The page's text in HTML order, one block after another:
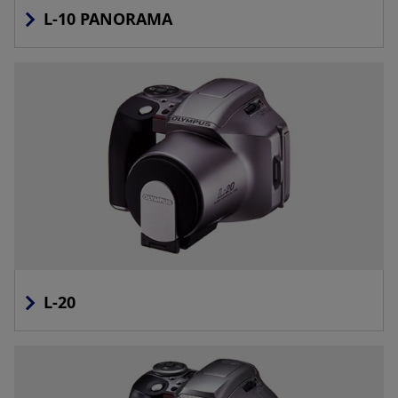
L-10 PANORAMA
L-20